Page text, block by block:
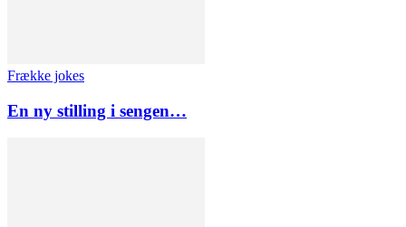
Frække jokes
En ny stilling i sengen…